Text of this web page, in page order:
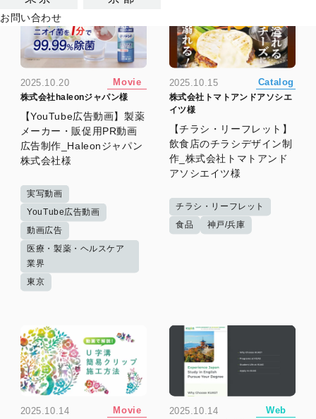
お問い合わせ
2025.10.20 Movie
株式会社haleonジャパン様
【YouTube広告動画】製薬
メーカー・販促用PR動画
広告制作_Haleonジャパン
株式会社様
実写動画
YouTube広告動画
動画広告
医療・製薬・ヘルスケア
業界
東京
2025.10.15 Catalog
株式会社トマトアンドアソシエ
イツ様
【チラシ・リーフレット】
飲食店のチラシデザイン制
作_株式会社トマトアンド
アソシエイツ様
チラシ・リーフレット
食品
神戸/兵庫
2025.10.14 Movie 2025.10.14 Web